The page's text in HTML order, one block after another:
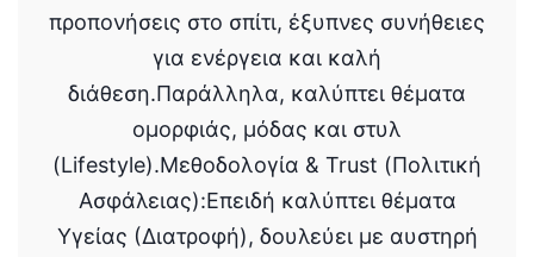
προπονήσεις στο σπίτι, έξυπνες συνήθειες
για ενέργεια και καλή
διάθεση.Παράλληλα, καλύπτει θέματα
ομορφιάς, μόδας και στυλ
(Lifestyle).Μεθοδολογία & Trust (Πολιτική
Ασφάλειας):Επειδή καλύπτει θέματα
Υγείας (Διατροφή), δουλεύει με αυστηρή